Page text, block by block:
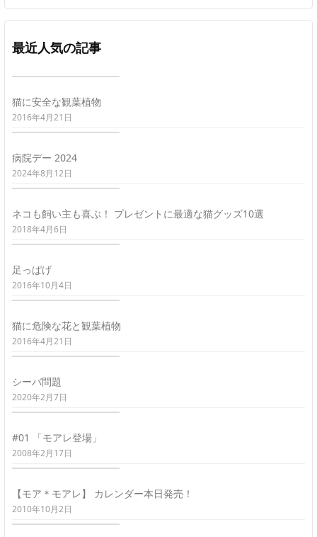
最近人気の記事
猫に安全な観葉植物
2016年4月21日
病院デー 2024
2024年8月12日
ネコも飼い主も喜ぶ！ プレゼントに最適な猫グッズ10選
2018年4月6日
足っぱげ
2016年10月4日
猫に危険な花と観葉植物
2016年4月21日
シーバ問題
2020年2月7日
#01 「モアレ登場」
2008年2月17日
【モア＊モアレ】 カレンダー本日発売！
2010年10月2日